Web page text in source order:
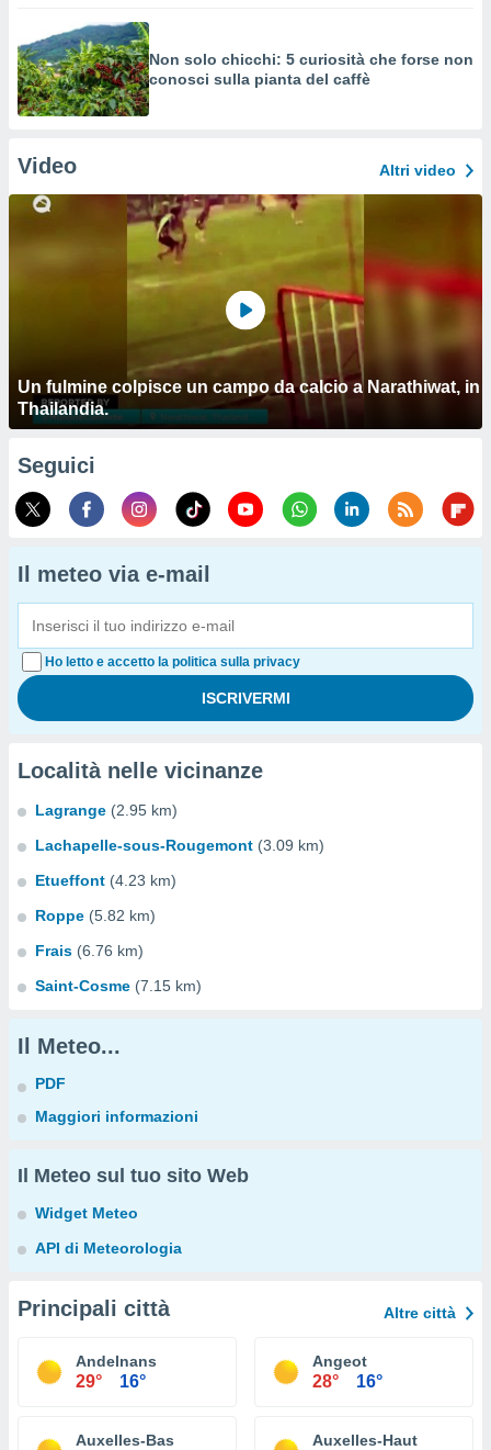
Non solo chicchi: 5 curiosità che forse non
conosci sulla pianta del caffè
Video Altri video
Un fulmine colpisce un campo da calcio a Narathiwat, in
Thailandia.
Seguici
Il meteo via e-mail
Ho letto e accetto la politica sulla privacy
Località nelle vicinanze
Lagrange (2.95 km)
Lachapelle-sous-Rougemont (3.09 km)
Etueffont (4.23 km)
Roppe (5.82 km)
Frais (6.76 km)
Saint-Cosme (7.15 km)
Il Meteo...
PDF
Maggiori informazioni
Il Meteo sul tuo sito Web
Widget Meteo
API di Meteorologia
Principali città Altre città
Andelnans
29° 16°
Angeot
28° 16°
Auxelles-Bas Auxelles-Haut